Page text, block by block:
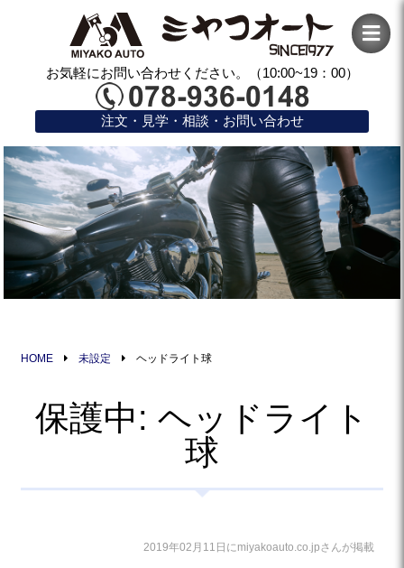
お気軽にお問い合わせください。（10:00~19：00）
注文・見学・相談・お問い合わせ
HOME 未設定 ヘッドライト球
保護中: ヘッドライト
球
2019年02月11日にmiyakoauto.co.jpさんが掲載